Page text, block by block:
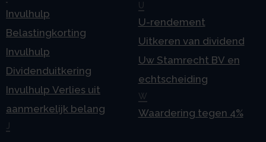
Invulhulp
Belastingkorting
Invulhulp
Dividenduitkering
Invulhulp Verlies uit
aanmerkelijk belang
U
U-rendement
Uitkeren van dividend
Uw Stamrecht BV en
echtscheiding
W
Waardering tegen 4%